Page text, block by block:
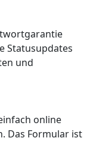
Statusupdates
und
online
Das Formular ist